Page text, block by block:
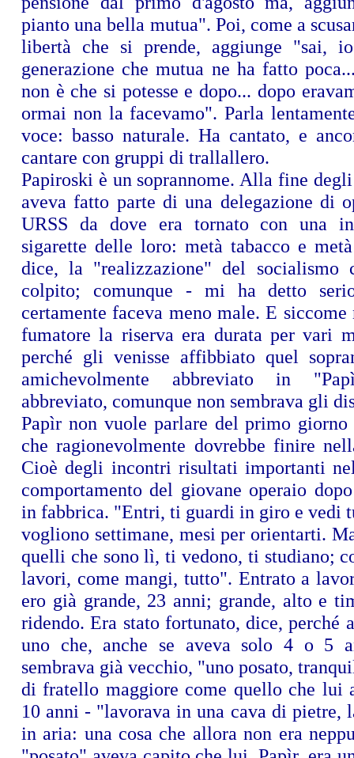
pianto una bella mutua". Poi, come a
libertà che si prende, aggiunge "sai,
generazione che mutua ne ha fatto
non è che si potesse e dopo... dopo
ormai non la facevamo". Parla
voce: basso naturale. Ha cantato, e
cantare con gruppi di trallallero.
Papiroski è un soprannome. Alla fine
aveva fatto parte di una delegazione di
URSS da dove era tornato con una
sigarette delle loro: metà tabacco e
dice, la "realizzazione" del socialismo
colpito; comunque - mi ha detto
certamente faceva meno male. E siccome
fumatore la riserva era durata per vari
perché gli venisse affibbiato quel
amichevolmente abbreviato in
abbreviato, comunque non sembrava gli
Papìr non vuole parlare del primo giorno
che ragionevolmente dovrebbe finire
Cioè degli incontri risultati importanti
comportamento del giovane operaio
in fabbrica. "Entri, ti guardi in giro e vedi
vogliono settimane, mesi per orientarti.
quelli che sono lì, ti vedono, ti studiano;
lavori, come mangi, tutto". Entrato a
ero già grande, 23 anni; grande, alto e
ridendo. Era stato fortunato, dice, perché
uno che, anche se aveva solo 4 o 5
sembrava già vecchio, "uno posato,
di fratello maggiore come quello che lui
10 anni - "lavorava in una cava di pietre,
in aria: una cosa che allora non era